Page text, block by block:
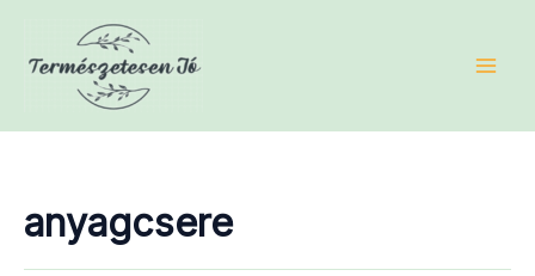
content
anyagcsere